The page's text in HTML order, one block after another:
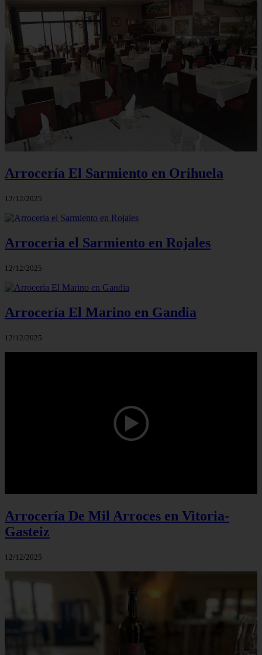
Arrocería El Sarmiento en Orihuela
12/12/2025
Arroceria el Sarmiento en Rojales
12/12/2025
Arrocería El Marino en Gandia
12/12/2025
Arrocería De Mil Arroces en Vitoria-
Gasteiz
12/12/2025